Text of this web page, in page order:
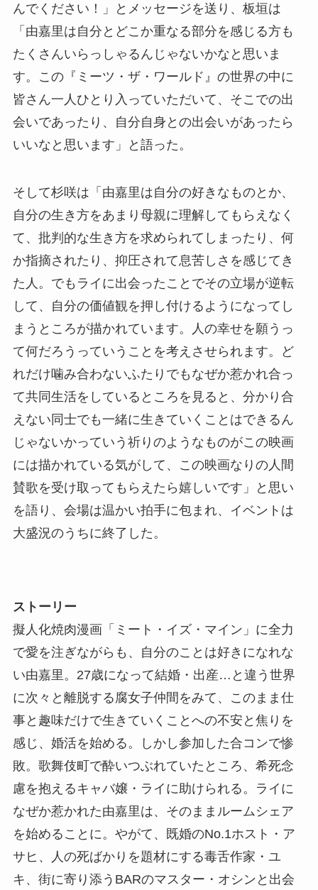
んでください！」とメッセージを送り、板垣は
「由嘉里は自分とどこか重なる部分を感じる方も
たくさんいらっしゃるんじゃないかなと思いま
す。この『ミーツ・ザ・ワールド』の世界の中に
皆さん一人ひとり入っていただいて、そこでの出
会いであったり、自分自身との出会いがあったら
いいなと思います」と語った。
そして杉咲は「由嘉里は自分の好きなものとか、
自分の生き方をあまり母親に理解してもらえなく
て、批判的な生き方を求められてしまったり、何
か指摘されたり、抑圧されて息苦しさを感じてき
た人。でもライに出会ったことでその立場が逆転
して、自分の価値観を押し付けるようになってし
まうところが描かれています。人の幸せを願うっ
て何だろうっていうことを考えさせられます。ど
れだけ噛み合わないふたりでもなぜか惹かれ合っ
て共同生活をしているところを見ると、分かり合
えない同士でも一緒に生きていくことはできるん
じゃないかっていう祈りのようなものがこの映画
には描かれている気がして、この映画なりの人間
賛歌を受け取ってもらえたら嬉しいです」と思い
を語り、会場は温かい拍手に包まれ、イベントは
大盛況のうちに終了した。
ストーリー
擬人化焼肉漫画「ミート・イズ・マイン」に全力
で愛を注ぎながらも、自分のことは好きになれな
い由嘉里。27歳になって結婚・出産…と違う世界
に次々と離脱する腐女子仲間をみて、このまま仕
事と趣味だけで生きていくことへの不安と焦りを
感じ、婚活を始める。しかし参加した合コンで惨
敗。歌舞伎町で酔いつぶれていたところ、希死念
慮を抱えるキャバ嬢・ライに助けられる。ライに
なぜか惹かれた由嘉里は、そのままルームシェア
を始めることに。やがて、既婚のNo.1ホスト・ア
サヒ、人の死ばかりを題材にする毒舌作家・ユ
キ、街に寄り添うBARのマスター・オシンと出会